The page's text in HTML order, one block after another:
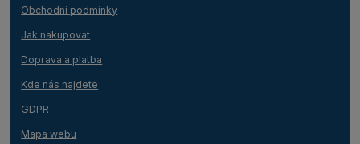
Obchodní podmínky
Jak nakupovat
Doprava a platba
Kde nás najdete
GDPR
Mapa webu